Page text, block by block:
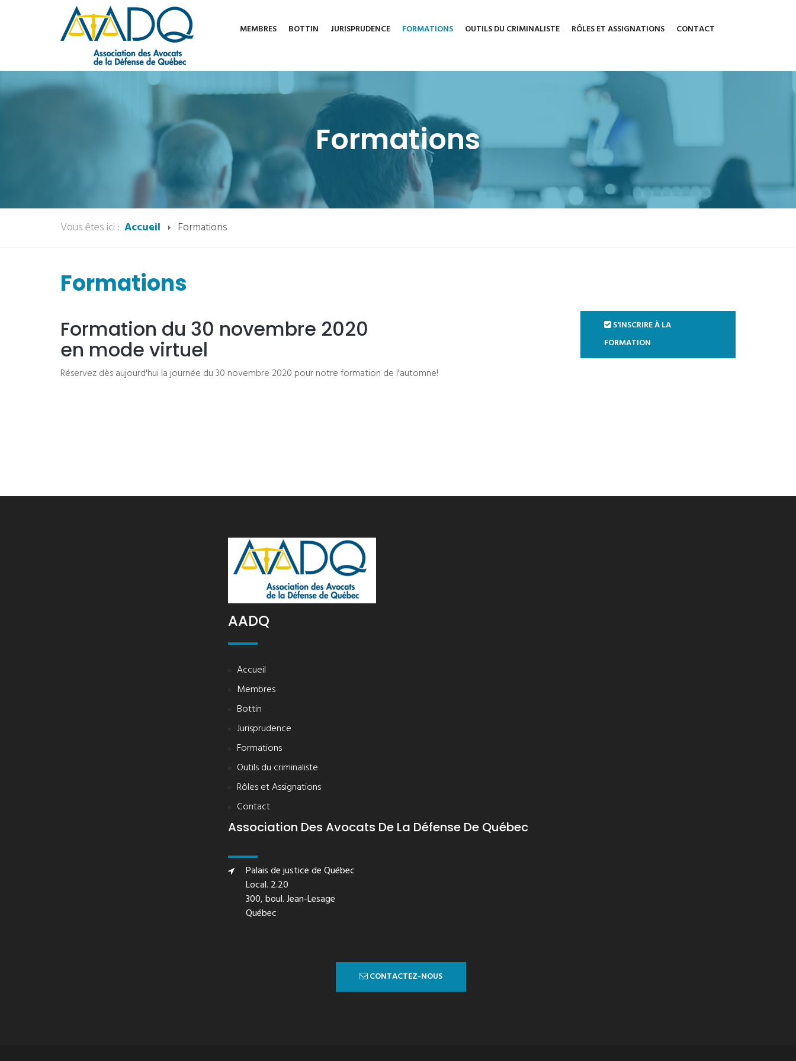
MEMBRES BOTTIN JURISPRUDENCE FORMATIONS OUTILS DU CRIMINALISTE RÔLES ET ASSIGNATIONS CONTACT
Formations
Vous êtes ici : Accueil Formations
Formations
Formation du 30 novembre 2020
en mode virtuel
Réservez dès aujourd'hui la journée du 30 novembre 2020 pour notre formation de l'automne!
S'INSCRIRE À LA
FORMATION
AADQ
Accueil
Membres
Bottin
Jurisprudence
Formations
Outils du criminaliste
Rôles et Assignations
Contact
Association Des Avocats De La Défense De Québec
Palais de justice de Québec
Local. 2.20
300, boul. Jean-Lesage
Québec
CONTACTEZ-NOUS